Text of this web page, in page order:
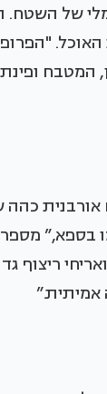
של
ופינת
אורבנית
בספא,”
ריצוף